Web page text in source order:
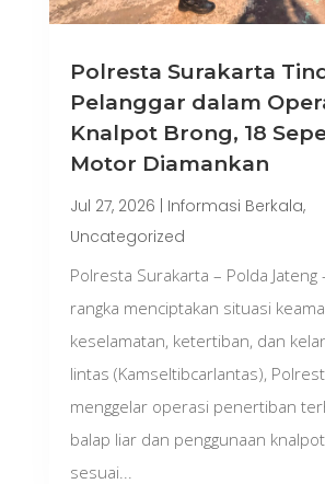
Polresta Surakarta
Pelanggar dalam
Knalpot Brong, 18
Motor Diamankan
Jul 27, 2026 | Informasi Berkala,
Uncategorized
Polresta Surakarta – Polda Jateng
rangka menciptakan situasi
keselamatan, ketertiban, dan
lintas (Kamseltibcarlantas),
menggelar operasi penertiban
balap liar dan penggunaan
sesuai...